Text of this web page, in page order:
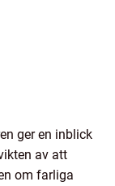
ger en inblick
av att
om farliga